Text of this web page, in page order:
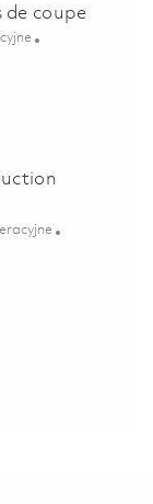
coupe
de coupe
| Production Planner